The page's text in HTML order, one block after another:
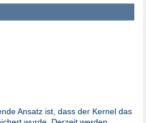
Ansatz ist, dass der Kernel das